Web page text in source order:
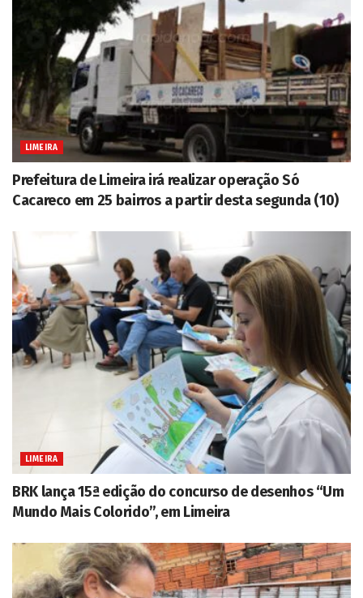
LIMEIRA
Prefeitura de Limeira irá realizar operação Só
Cacareco em 25 bairros a partir desta segunda (10)
LIMEIRA
BRK lança 15ª edição do concurso de desenhos “Um
Mundo Mais Colorido”, em Limeira